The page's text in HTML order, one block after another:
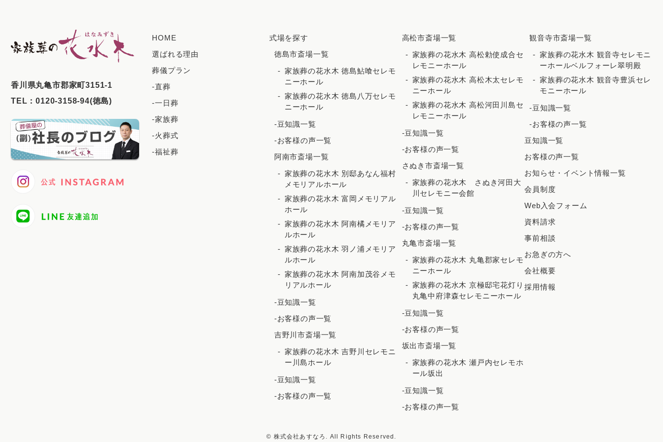
2025年10月
2025年9月
2025年6月
2025年4月
2025年3月
2025年2月
2024年9月
2024年8月
2024年7月
⾹川県丸⻲市郡家町3151-1
TEL：0120-3158-94(徳島)
HOME
選ばれる理由
葬儀プラン
-直葬
-一日葬
-家族葬
-火葬式
-福祉葬
式場を探す
徳島市斎場一覧
家族葬の花水木 徳島鮎喰セレモ
ニーホール
家族葬の花水木 徳島八万セレモ
ニーホール
-豆知識一覧
-お客様の声一覧
阿南市斎場一覧
家族葬の花水木 別邸あなん福村
メモリアルホール
家族葬の花水木 富岡メモリアル
ホール
家族葬の花水木 阿南橘メモリア
ルホール
家族葬の花水木 羽ノ浦メモリア
ルホール
家族葬の花水木 阿南加茂谷メモ
リアルホール
-豆知識一覧
-お客様の声一覧
吉野川市斎場一覧
家族葬の花水木 吉野川セレモニ
ー川島ホール
-豆知識一覧
-お客様の声一覧
高松市斎場一覧
家族葬の花水木 高松勅使成合セ
レモニーホール
家族葬の花水木 高松木太セレモ
ニーホール
家族葬の花水木 高松河田川島セ
レモニーホール
-豆知識一覧
-お客様の声一覧
さぬき市斎場一覧
家族葬の花水木 さぬき河田大
川セレモニー会館
-豆知識一覧
-お客様の声一覧
丸亀市斎場一覧
家族葬の花水木 丸亀郡家セレモ
ニーホール
家族葬の花水木 京極邸宅花灯り
丸亀中府津森セレモニーホール
-豆知識一覧
-お客様の声一覧
坂出市斎場一覧
家族葬の花水木 瀬戸内セレモホ
ール坂出
-豆知識一覧
-お客様の声一覧
観音寺市斎場一覧
家族葬の花水木 観音寺セレモニ
ーホールベルフォーレ翠明殿
家族葬の花水木 観音寺豊浜セレ
モニーホール
-豆知識一覧
-お客様の声一覧
豆知識一覧
お客様の声一覧
お知らせ・イベント情報一覧
会員制度
Web入会フォーム
資料請求
事前相談
お急ぎの方へ
会社概要
採用情報
© 株式会社あすなろ. All Rights Reserved.